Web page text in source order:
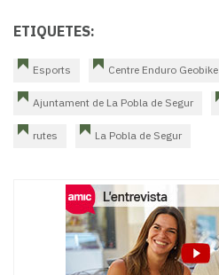
ETIQUETES:
Esports Centre Enduro Geobike
Ajuntament de La Pobla de Segur
rutes La Pobla de Segur